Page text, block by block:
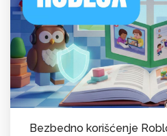
Bezbedno korišćenje